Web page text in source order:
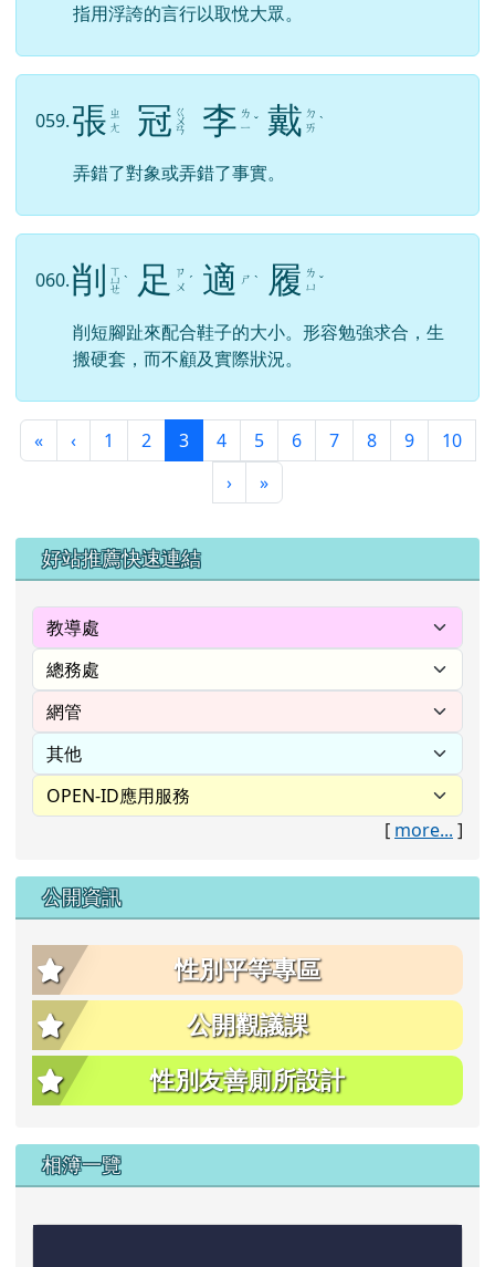
指用浮誇的言行以取悅大眾。
059.張 ㄓ
ㄤ
冠 ㄍ
ㄨ
ㄢ 李 ㄌ
ㄧ ˇ 戴 ㄉ
ㄞ ˋ
弄錯了對象或弄錯了事實。
060.削 ㄒ
ㄩ
ㄝ
ˋ 足
ㄗ
ㄨ ˊ 適 ㄕ ˋ 履 ㄌ
ㄩ ˇ
削短腳趾來配合鞋子的大小。形容勉強求合，生
搬硬套，而不顧及實際狀況。
«第一頁
‹上一頁
1 2 3(目前頁次)
4 5 6 7 8 9
10
›下一頁
»最後頁
左邊區域內容
好站推薦快速連結
[ more... ]
公開資訊
性別平等專區
公開觀議課
性別友善廁所設計
相簿一覽